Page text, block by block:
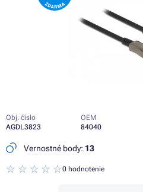
Obj. číslo
AGDL3823
OEM
84040
Vernostné body: 13
0 hodnotenie